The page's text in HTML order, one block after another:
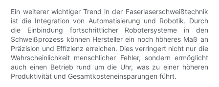
Ein weiterer wichtiger Trend in der Faserlaserschweißtechnik
ist die Integration von Automatisierung und Robotik. Durch
die Einbindung fortschrittlicher Robotersysteme in den
Schweißprozess können Hersteller ein noch höheres Maß an
Präzision und Effizienz erreichen. Dies verringert nicht nur die
Wahrscheinlichkeit menschlicher Fehler, sondern ermöglicht
auch einen Betrieb rund um die Uhr, was zu einer höheren
Produktivität und Gesamtkosteneinsparungen führt.